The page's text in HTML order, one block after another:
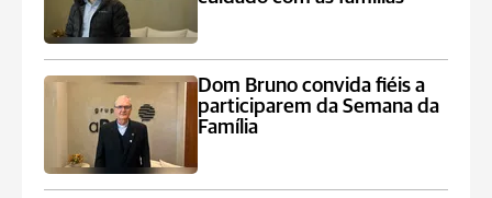
Dom Bruno convida fiéis a
participarem da Semana da
Família